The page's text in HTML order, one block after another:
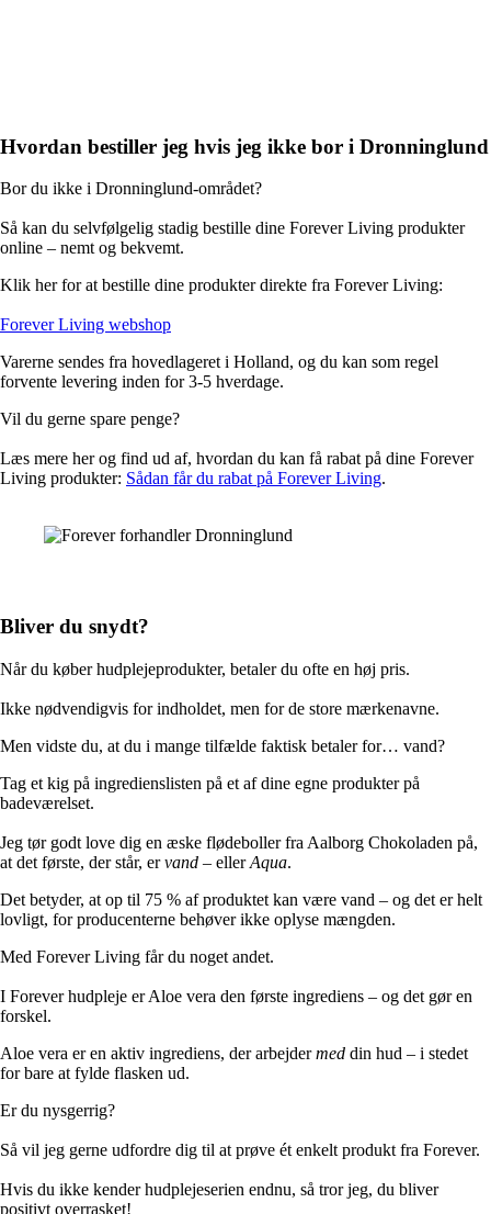
Hvordan bestiller jeg hvis jeg ikke bor i Dronninglund
Bor du ikke i Dronninglund-området?
Så kan du selvfølgelig stadig bestille dine Forever Living produkter
online – nemt og bekvemt.
Klik her for at bestille dine produkter direkte fra Forever Living:
Forever Living webshop
Varerne sendes fra hovedlageret i Holland, og du kan som regel
forvente levering inden for 3-5 hverdage.
Vil du gerne spare penge?
Læs mere her og find ud af, hvordan du kan få rabat på dine Forever
Living produkter: Sådan får du rabat på Forever Living.
Bliver du snydt?
Når du køber hudplejeprodukter, betaler du ofte en høj pris.
Ikke nødvendigvis for indholdet, men for de store mærkenavne.
Men vidste du, at du i mange tilfælde faktisk betaler for… vand?
Tag et kig på ingredienslisten på et af dine egne produkter på
badeværelset.
Jeg tør godt love dig en æske flødeboller fra Aalborg Chokoladen på,
at det første, der står, ervand – ellerAqua.
Det betyder, at op til 75 % af produktet kan være vand – og det er helt
lovligt, for producenterne behøver ikke oplyse mængden.
Med Forever Living får du noget andet.
I Forever hudpleje er Aloe vera den første ingrediens – og det gør en
forskel.
Aloe vera er en aktiv ingrediens, der arbejdermed din hud – i stedet
for bare at fylde flasken ud.
Er du nysgerrig?
Så vil jeg gerne udfordre dig til at prøve ét enkelt produkt fra Forever.
Hvis du ikke kender hudplejeserien endnu, så tror jeg, du bliver
positivt overrasket!